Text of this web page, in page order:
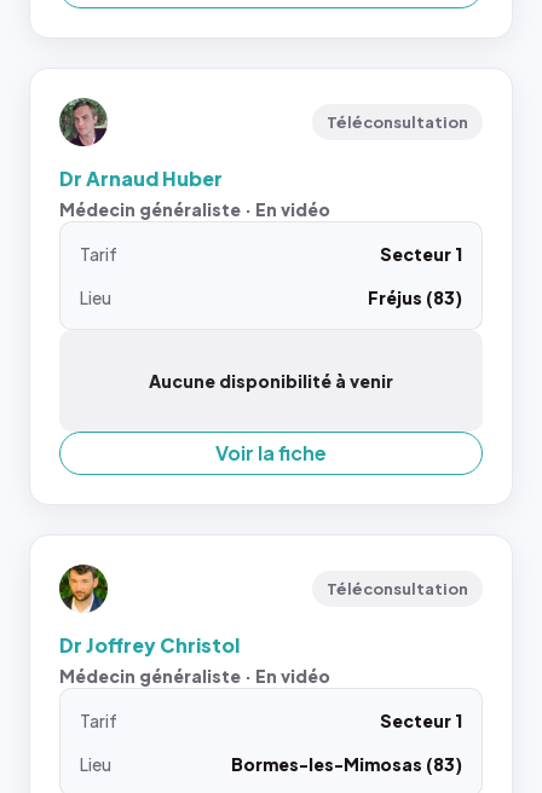
Téléconsultation
Dr Arnaud Huber
Médecin généraliste · En vidéo
Tarif
Secteur 1
Lieu
Fréjus (83)
Aucune disponibilité à venir
Voir la fiche
Téléconsultation
Dr Joffrey Christol
Médecin généraliste · En vidéo
Tarif
Secteur 1
Lieu
Bormes-les-Mimosas (83)